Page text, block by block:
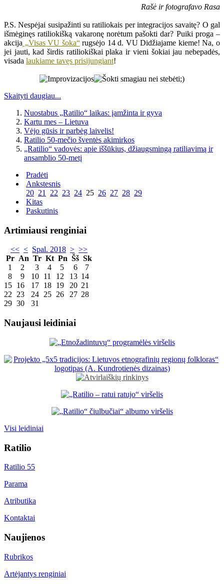
Rašė ir fotografavo Rasa
P.S. Nespėjai susipažinti su ratiliokais per integracijos savaitę? O gal
išmėginęs ratiliokišką vakaronę norėtum pašokti dar? Puiki proga –
akcija „Visas VU šoka“rugsėjo 14 d. VU Didžiajame kieme! Na, o
jei jauti, kad širdis ratiliokiškai plaka ir vieni šokiai jau nebepadės,
visada laukiame tavęs prisijungiant!
Skaityti daugiau...
Nuostabus „Ratilio“ laikas: įamžinta ir gyva
Kartu mes – Lietuva
Vėjo gūsis ir parbėg laivelis!
Ratilio 50-mečio šventės akimirkos
„Ratilio“ vadovės: apie iššūkius, džiaugsmingą ratiliavimą ir
ansamblio 50-metį
Pradėti
Ankstesnis
20 21 22 23 24 25 26 27 28 29
Kitas
Paskutinis
Artimiausi renginiai
<< < Spal. 2018 > >>
Pr An Tr Kt Pn Šš Sk
1
2 3 4 5 6
7
8
9 10 11 12 13 14
15 16 17 18 19 20 21
22 23 24 25 26 27 28
29 30 31
Naujausi leidiniai
Visi leidiniai
Ratilio
Ratilio 55
Parama
Atributika
Kontaktai
Naujienos
Rubrikos
Artėjantys renginiai